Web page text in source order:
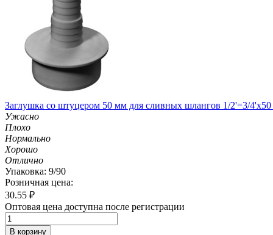
Заглушка со штуцером 50 мм для сливных шлангов 1/2'=3/
Ужасно
Плохо
Нормально
Хорошо
Отлично
Упаковка: 9/90
Розничная цена:
30.55 ₽
Оптовая цена доступна после регистрации
В корзину